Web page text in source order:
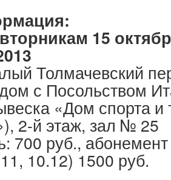
15
Толмачевский
с Посольством
«Дом спорта и
2-й этаж, зал № 25
700 руб.,
10.12) 1500 руб.